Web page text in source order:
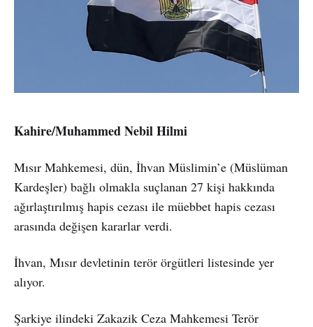
Kahire/Muhammed Nebil Hilmi
Mısır Mahkemesi, dün, İhvan Müslimin’e (Müslüman
Kardeşler) bağlı olmakla suçlanan 27 kişi hakkında
ağırlaştırılmış hapis cezası ile müebbet hapis cezası
arasında değişen kararlar verdi.
İhvan, Mısır devletinin terör örgütleri listesinde yer
alıyor.
Şarkiye ilindeki Zakazik Ceza Mahkemesi Terör